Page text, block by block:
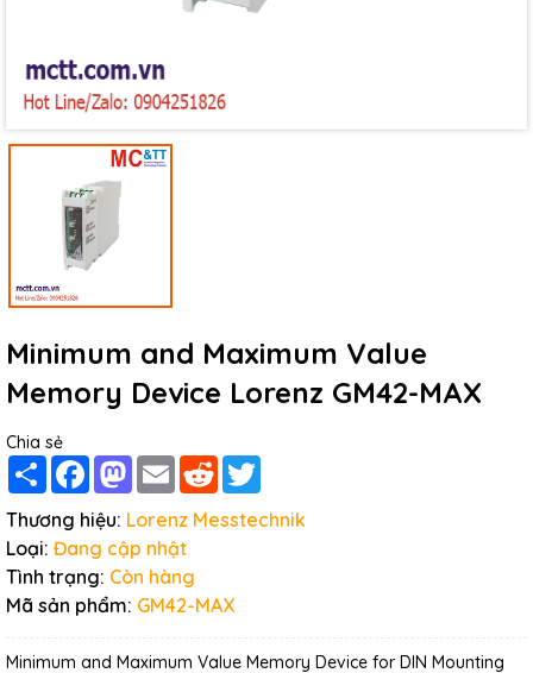
Minimum and Maximum Value
Memory Device Lorenz GM42-MAX
Chia sẻ
Share FacebookMastodon
Email Reddit
Thương hiệu: Lorenz Messtechnik
Loại: Đang cập nhật
Tình trạng: Còn hàng
Mã sản phẩm: GM42-MAX
Minimum and Maximum Value Memory Device for DIN Mounting